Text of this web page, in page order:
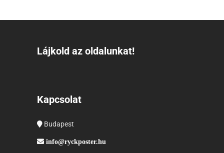
Lájkold az oldalunkat!
Kapcsolat
Budapest
info@ryckposter.hu